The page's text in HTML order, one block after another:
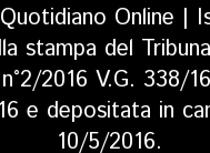
Online |
stampa del
2016 V.G. 338/
e depositata in
10/5/2016.